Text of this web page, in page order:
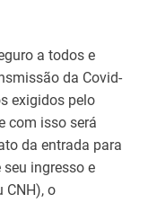
a todos e
da Covid-
exigidos pelo
com isso será
da entrada para
seu ingresso e
CNH), o